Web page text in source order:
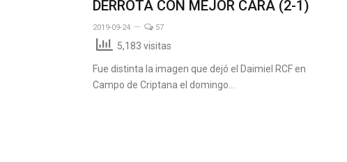
DERROTA CON MEJOR CARA (2-1)
2019-09-24 57
5,183 visitas
Fue distinta la imagen que dejó el Daimiel RCF en
Campo de Criptana el domingo…